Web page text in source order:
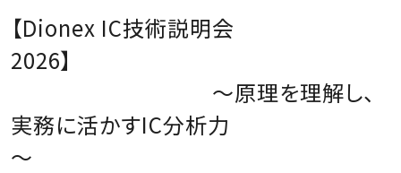
【Dionex IC技術説明会
2026】
～原理を理解し、
実務に活かすIC分析力
～